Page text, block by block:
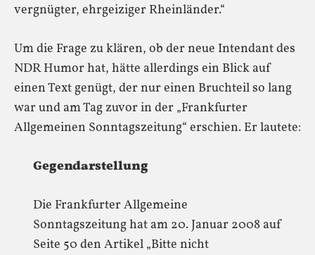
vergnügter, ehrgeiziger Rheinländer.“
Um die Frage zu klären, ob der neue Intendant des
NDR Humor hat, hätte allerdings ein Blick auf
einen Text genügt, der nur einen Bruchteil so lang
war und am Tag zuvor in der „Frankfurter
Allgemeinen Sonntagszeitung“ erschien. Er lautete:
Gegendarstellung
Die Frankfurter Allgemeine
Sonntagszeitung hat am 20. Januar 2008 auf
Seite 50 den Artikel „Bitte nicht